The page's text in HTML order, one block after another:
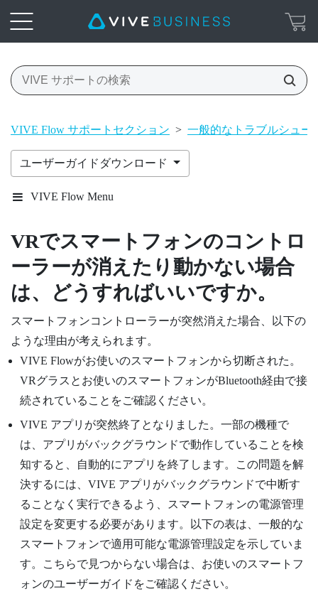
VIVE Flow サポートセクション > 一般的なトラブルシュー
ユーザーガイドダウンロード
VIVE Flow Menu
VRでスマートフォンのコントロ
ーラーが消えたり動かない場合
は、どうすればいいですか。
スマートフォンコントローラーが突然消えた場合、以下の
ような理由が考えられます。
VIVE Flowがお使いのスマートフォンから切断された。
VRグラスとお使いのスマートフォンがBluetooth経由で接
続されていることをご確認ください。
VIVE アプリ が突然終了となりました。一部の機種で
は、アプリがバックグラウンドで動作していることを検
知すると、自動的にアプリを終了します。この問題を解
決するには、 VIVE アプリ がバックグラウンドで中断す
ることなく実行できるよう、スマートフォンの電源管理
設定を変更する必要があります。以下の表は、一般的な
スマートフォンで適用可能な電源管理設定を示していま
す。こちらで見つからない場合は、お使いのスマートフ
ォンのユーザーガイドをご確認ください。